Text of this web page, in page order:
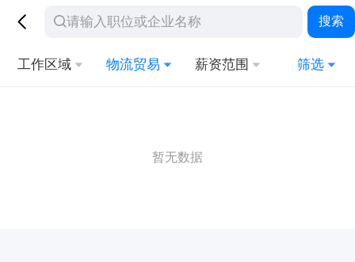
搜索
工作区域 物流贸易 薪资范围 筛选
暂无数据